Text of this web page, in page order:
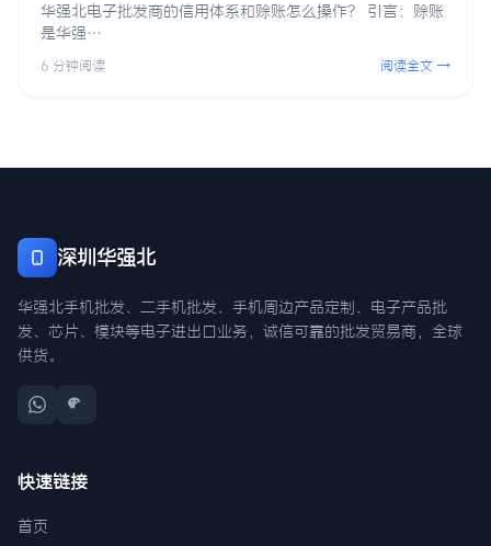
华强北电子批发商的信用体系和赊账怎么操作？ 引言：赊账
是华强…
6 分钟阅读 阅读全文 →
深圳华强北
华强北手机批发、二手机批发、手机周边产品定制、电子产品批
发、芯片、模块等电子进出口业务，诚信可靠的批发贸易商，全球
供货。
快速链接
首页